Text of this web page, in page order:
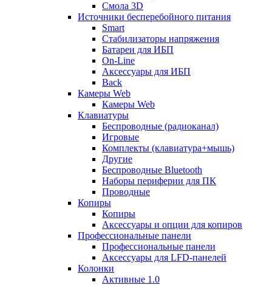
Смола 3D
Источники бесперебойного питания
Smart
Стабилизаторы напряжения
Батареи для ИБП
On-Line
Аксессуары для ИБП
Back
Камеры Web
Камеры Web
Клавиатуры
Беспроводные (радиоканал)
Игровые
Комплекты (клавиатура+мышь)
Другие
Беспроводные Bluetooth
Наборы периферии для ПК
Проводные
Копиры
Копиры
Аксессуары и опции для копиров
Профессиональные панели
Профессиональные панели
Аксессуары для LFD-панелей
Колонки
Активные 1.0